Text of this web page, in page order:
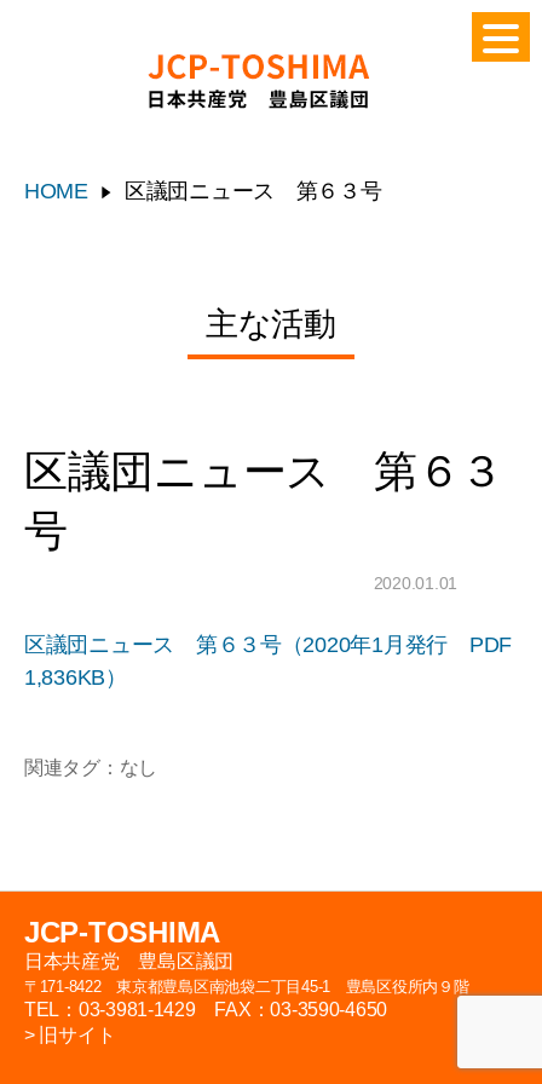
HOME 区議団ニュース 第６３号
主な活動
区議団ニュース 第６３
号
2020.01.01
区議団ニュース 第６３号（2020年1月発行 PDF
1,836KB）
関連タグ：なし
JCP-TOSHIMA
日本共産党 豊島区議団
〒171-8422 東京都豊島区南池袋二丁目45-1 豊島区役所内９階
TEL：03-3981-1429 FAX：03-3590-4650
> 旧サイト